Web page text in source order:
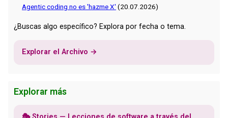
Agentic coding no es 'hazme X' (20.07.2026)
¿Buscas algo específico? Explora por fecha o tema.
Explorar el Archivo →
Explorar más